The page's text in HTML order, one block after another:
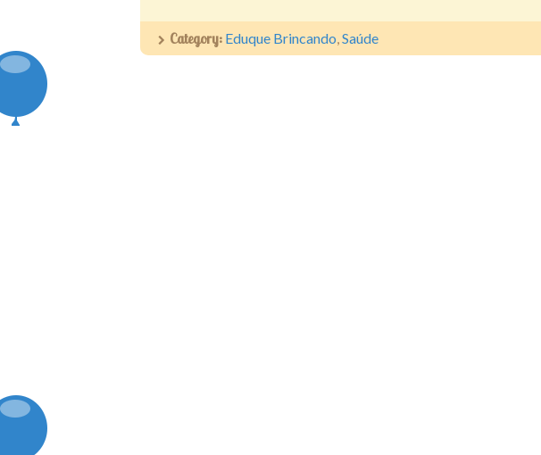
Category: Eduque Brincando,Saúde